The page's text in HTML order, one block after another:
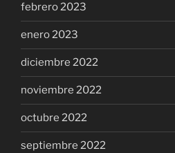
febrero 2023
enero 2023
diciembre 2022
noviembre 2022
octubre 2022
septiembre 2022